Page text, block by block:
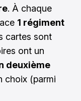
. À chaque
1 régiment
cartes sont
ont un
deuxième
choix (parmi